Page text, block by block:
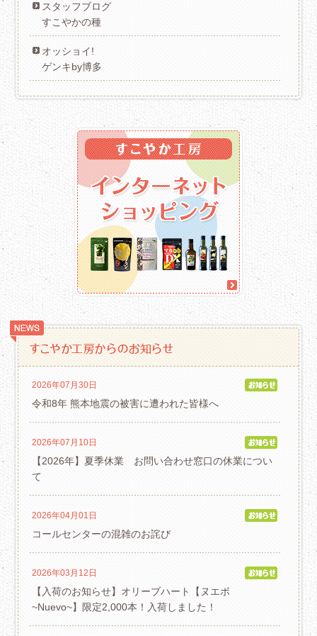
スタッフブログ
すこやかの種
オッショイ!
ゲンキby博多
2026年07月30日
令和8年 熊本地震の被害に遭われた皆様へ
2026年07月10日
【2026年】夏季休業 お問い合わせ窓口の休業につい
て
2026年04月01日
コールセンターの混雑のお詫び
2026年03月12日
【入荷のお知らせ】オリーブハート【ヌエボ
~Nuevo~】限定2,000本！入荷しました！